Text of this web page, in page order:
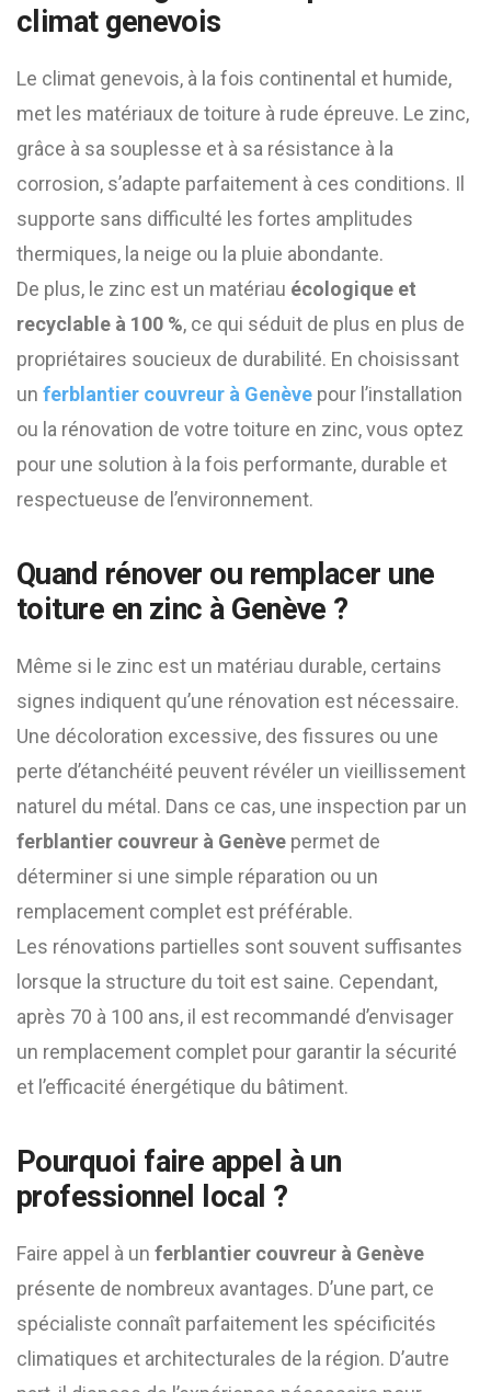
climat genevois
Le climat genevois, à la fois continental et humide,
met les matériaux de toiture à rude épreuve. Le zinc,
grâce à sa souplesse et à sa résistance à la
corrosion, s’adapte parfaitement à ces conditions. Il
supporte sans difficulté les fortes amplitudes
thermiques, la neige ou la pluie abondante.
De plus, le zinc est un matériau écologique et
recyclable à 100 %, ce qui séduit de plus en plus de
propriétaires soucieux de durabilité. En choisissant
un ferblantier couvreur à Genève pour l’installation
ou la rénovation de votre toiture en zinc, vous optez
pour une solution à la fois performante, durable et
respectueuse de l’environnement.
Quand rénover ou remplacer une
toiture en zinc à Genève ?
Même si le zinc est un matériau durable, certains
signes indiquent qu’une rénovation est nécessaire.
Une décoloration excessive, des fissures ou une
perte d’étanchéité peuvent révéler un vieillissement
naturel du métal. Dans ce cas, une inspection par un
ferblantier couvreur à Genève permet de
déterminer si une simple réparation ou un
remplacement complet est préférable.
Les rénovations partielles sont souvent suffisantes
lorsque la structure du toit est saine. Cependant,
après 70 à 100 ans, il est recommandé d’envisager
un remplacement complet pour garantir la sécurité
et l’efficacité énergétique du bâtiment.
Pourquoi faire appel à un
professionnel local ?
Faire appel à un ferblantier couvreur à Genève
présente de nombreux avantages. D’une part, ce
spécialiste connaît parfaitement les spécificités
climatiques et architecturales de la région. D’autre